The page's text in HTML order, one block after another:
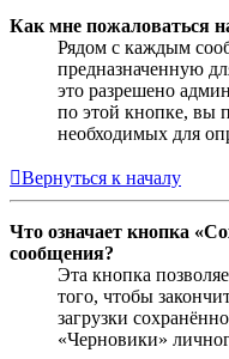
Как мне пожаловаться
Рядом с каждым
предназначенную
это разрешено
по этой кнопке, вы
необходимых для
Вернуться к началу
Что означает кнопка
сообщения?
Эта кнопка
того, чтобы
загрузки
«Черновики»